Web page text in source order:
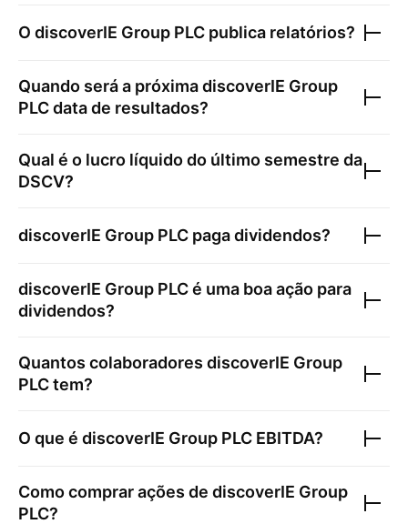
O discoverIE Group PLC publica relatórios?
Quando será a próximadiscoverIE Group
PLCdata de resultados?
Qual é o lucro líquido do último semestre da
DSCV?
discoverIE Group PLC paga dividendos?
discoverIE Group PLCé uma boa ação para
dividendos?
Quantos colaboradores discoverIE Group
PLCtem?
O que é discoverIE Group PLC EBITDA?
Como comprar ações de discoverIE Group
PLC?